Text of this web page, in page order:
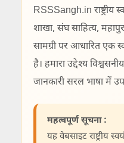
RSSSangh.in
शाखा, संघ साहित्य,
सामग्री पर आधारित एक
है। हमारा उद्देश्य
जानकारी सरल भाषा में
महत्वपूर्ण सूचना :
यह वेबसाइट राष्ट्रीय